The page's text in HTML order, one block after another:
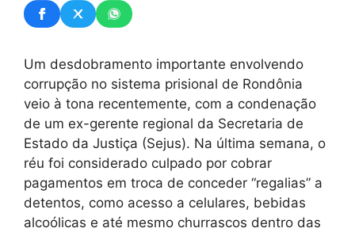
Um desdobramento importante envolvendo
corrupção no sistema prisional de Rondônia
veio à tona recentemente, com a condenação
de um ex-gerente regional da Secretaria de
Estado da Justiça (Sejus). Na última semana, o
réu foi considerado culpado por cobrar
pagamentos em troca de conceder “regalias” a
detentos, como acesso a celulares, bebidas
alcoólicas e até mesmo churrascos dentro das